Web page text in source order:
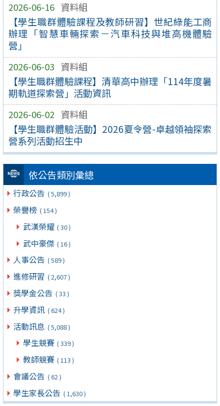
2026-06-16 資料組
【學生職群體驗課程及教師研習】世紀綠能工商
辦理「智慧車輛探索－汽車科技與堆高機體驗
營」
2026-06-03 資料組
【學生職群體驗課程】清華高中辦理「114年度暑
期軌道探索營」活動資訊
2026-06-02 資料組
【學生職群體驗活動】2026夏令營-卓越領袖探索
營系列活動招生中
依公告類別彙總
行政公告 ( 5,899 )
榮譽榜 ( 154 )
武漢榮耀 ( 30 )
武中豪傑 ( 16 )
人事公告 ( 589 )
進修研習 ( 2,607 )
獎學金公告 ( 33 )
升學資訊 ( 624 )
活動訊息 ( 5,088 )
學生競賽 ( 339 )
教師競賽 ( 113 )
會議公告 ( 62 )
學生家長公告 ( 1,630 )